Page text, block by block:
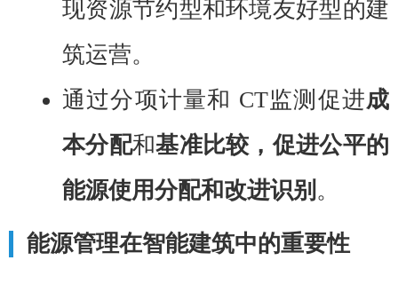
现资源节约型和环境友好型的建
筑运营。
通过分项计量和 CT监测促进成
本分配和基准比较，促进公平的
能源使用分配和改进识别 。
能源管理在智能建筑中的重要性